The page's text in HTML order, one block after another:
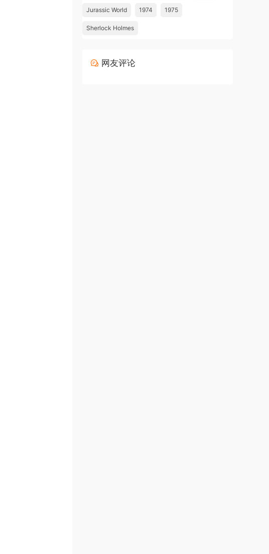
Jurassic World 1974 1975
Sherlock Holmes
网友评论